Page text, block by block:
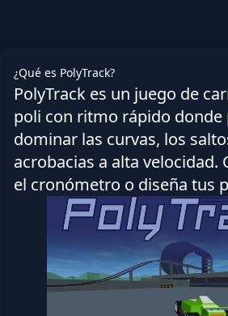
¿Qué es PolyTrack?
PolyTrack es un juego de
poli con ritmo rápido donde
dominar las curvas, los
acrobacias a alta velocidad.
el cronómetro o diseña tus